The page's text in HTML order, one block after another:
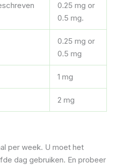
0.25 mg or
0.5 mg.
0.25 mg or
0.5 mg
1 mg
2 mg
per week. U moet het
dag gebruiken. En probeer